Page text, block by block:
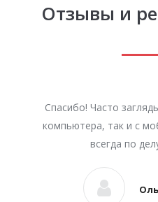
Отзывы и
Спасибо! Часто
компьютера, так и с
всегда по